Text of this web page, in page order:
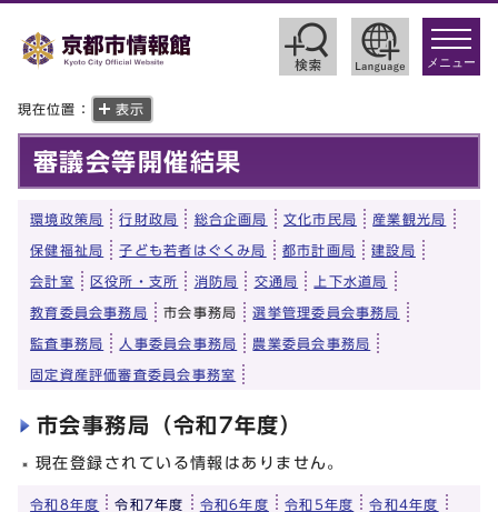
toggle
メニュー
現在位置： 表示
審議会等開催結果
環境政策局 行財政局 総合企画局 文化市民局 産業観光局
保健福祉局 子ども若者はぐくみ局 都市計画局 建設局
会計室 区役所・支所 消防局 交通局 上下水道局
教育委員会事務局 市会事務局 選挙管理委員会事務局
監査事務局 人事委員会事務局 農業委員会事務局
固定資産評価審査委員会事務室
市会事務局（令和7年度）
現在登録されている情報はありません。
令和8年度 令和7年度 令和6年度 令和5年度 令和4年度